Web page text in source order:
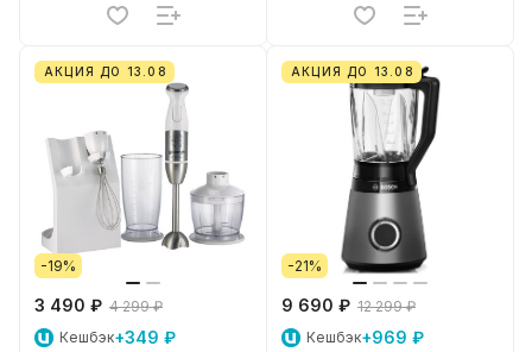
АКЦИЯ ДО 13.08
-19%
3 490 ₽ 4 299 ₽
Кешбэк+349 ₽
АКЦИЯ ДО 13.08
-21%
9 690 ₽ 12 299 ₽
Кешбэк+969 ₽